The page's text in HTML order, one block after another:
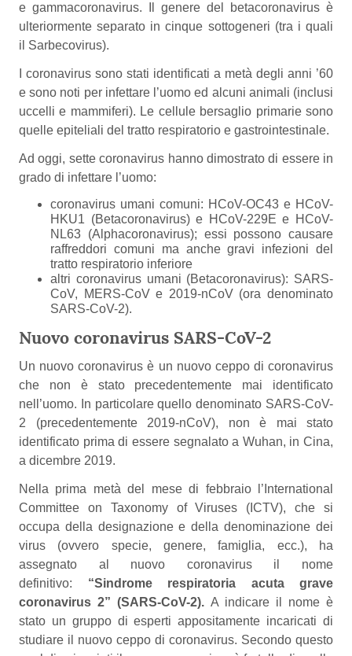
e gammacoronavirus. Il genere del betacoronavirus è
ulteriormente separato in cinque sottogeneri (tra i quali
il Sarbecovirus).
I coronavirus sono stati identificati a metà degli anni ’60
e sono noti per infettare l’uomo ed alcuni animali (inclusi
uccelli e mammiferi). Le cellule bersaglio primarie sono
quelle epiteliali del tratto respiratorio e gastrointestinale.
Ad oggi, sette coronavirus hanno dimostrato di essere in
grado di infettare l’uomo:
coronavirus umani comuni: HCoV-OC43 e HCoV-
HKU1 (Betacoronavirus) e HCoV-229E e HCoV-
NL63 (Alphacoronavirus); essi possono causare
raffreddori comuni ma anche gravi infezioni del
tratto respiratorio inferiore
altri coronavirus umani (Betacoronavirus): SARS-
CoV, MERS-CoV e 2019-nCoV (ora denominato
SARS-CoV-2).
Nuovo coronavirus SARS-CoV-2
Un nuovo coronavirus è un nuovo ceppo di coronavirus
che non è stato precedentemente mai identificato
nell’uomo. In particolare quello denominato SARS-CoV-
2 (precedentemente 2019-nCoV), non è mai stato
identificato prima di essere segnalato a Wuhan, in Cina,
a dicembre 2019.
Nella prima metà del mese di febbraio l’International
Committee on Taxonomy of Viruses (ICTV), che si
occupa della designazione e della denominazione dei
virus (ovvero specie, genere, famiglia, ecc.), ha
assegnato al nuovo coronavirus il nome
definitivo: “Sindrome respiratoria acuta grave
coronavirus 2” (SARS-CoV-2). A indicare il nome è
stato un gruppo di esperti appositamente incaricati di
studiare il nuovo ceppo di coronavirus. Secondo questo